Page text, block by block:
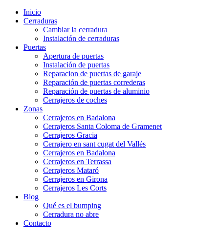
Inicio
Cerraduras
Cambiar la cerradura
Instalación de cerraduras
Puertas
Apertura de puertas
Instalación de puertas
Reparacion de puertas de garaje
Reparación de puertas correderas
Reparación de puertas de aluminio
Cerrajeros de coches
Zonas
Cerrajeros en Badalona
Cerrajeros Santa Coloma de Gramenet
Cerrajeros Gracia
Cerrajero en sant cugat del Vallés
Cerrajeros en Badalona
Cerrajeros en Terrassa
Cerrajeros Mataró
Cerrajeros en Girona
Cerrajeros Les Corts
Blog
Qué es el bumping
Cerradura no abre
Contacto